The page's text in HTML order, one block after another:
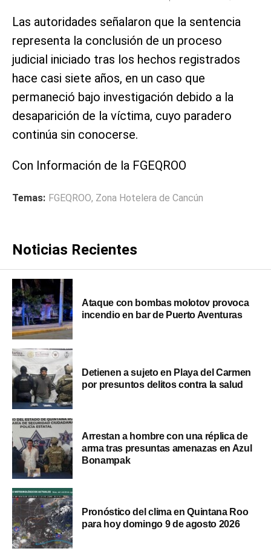
Las autoridades señalaron que la sentencia
representa la conclusión de un proceso
judicial iniciado tras los hechos registrados
hace casi siete años, en un caso que
permaneció bajo investigación debido a la
desaparición de la víctima, cuyo paradero
continúa sin conocerse.
Con Información de la FGEQROO
Temas: FGEQROO, Zona Hotelera de Cancún
Noticias Recientes
Ataque con bombas molotov provoca
incendio en bar de Puerto Aventuras
Detienen a sujeto en Playa del Carmen
por presuntos delitos contra la salud
Arrestan a hombre con una réplica de
arma tras presuntas amenazas en Azul
Bonampak
Pronóstico del clima en Quintana Roo
para hoy domingo 9 de agosto 2026